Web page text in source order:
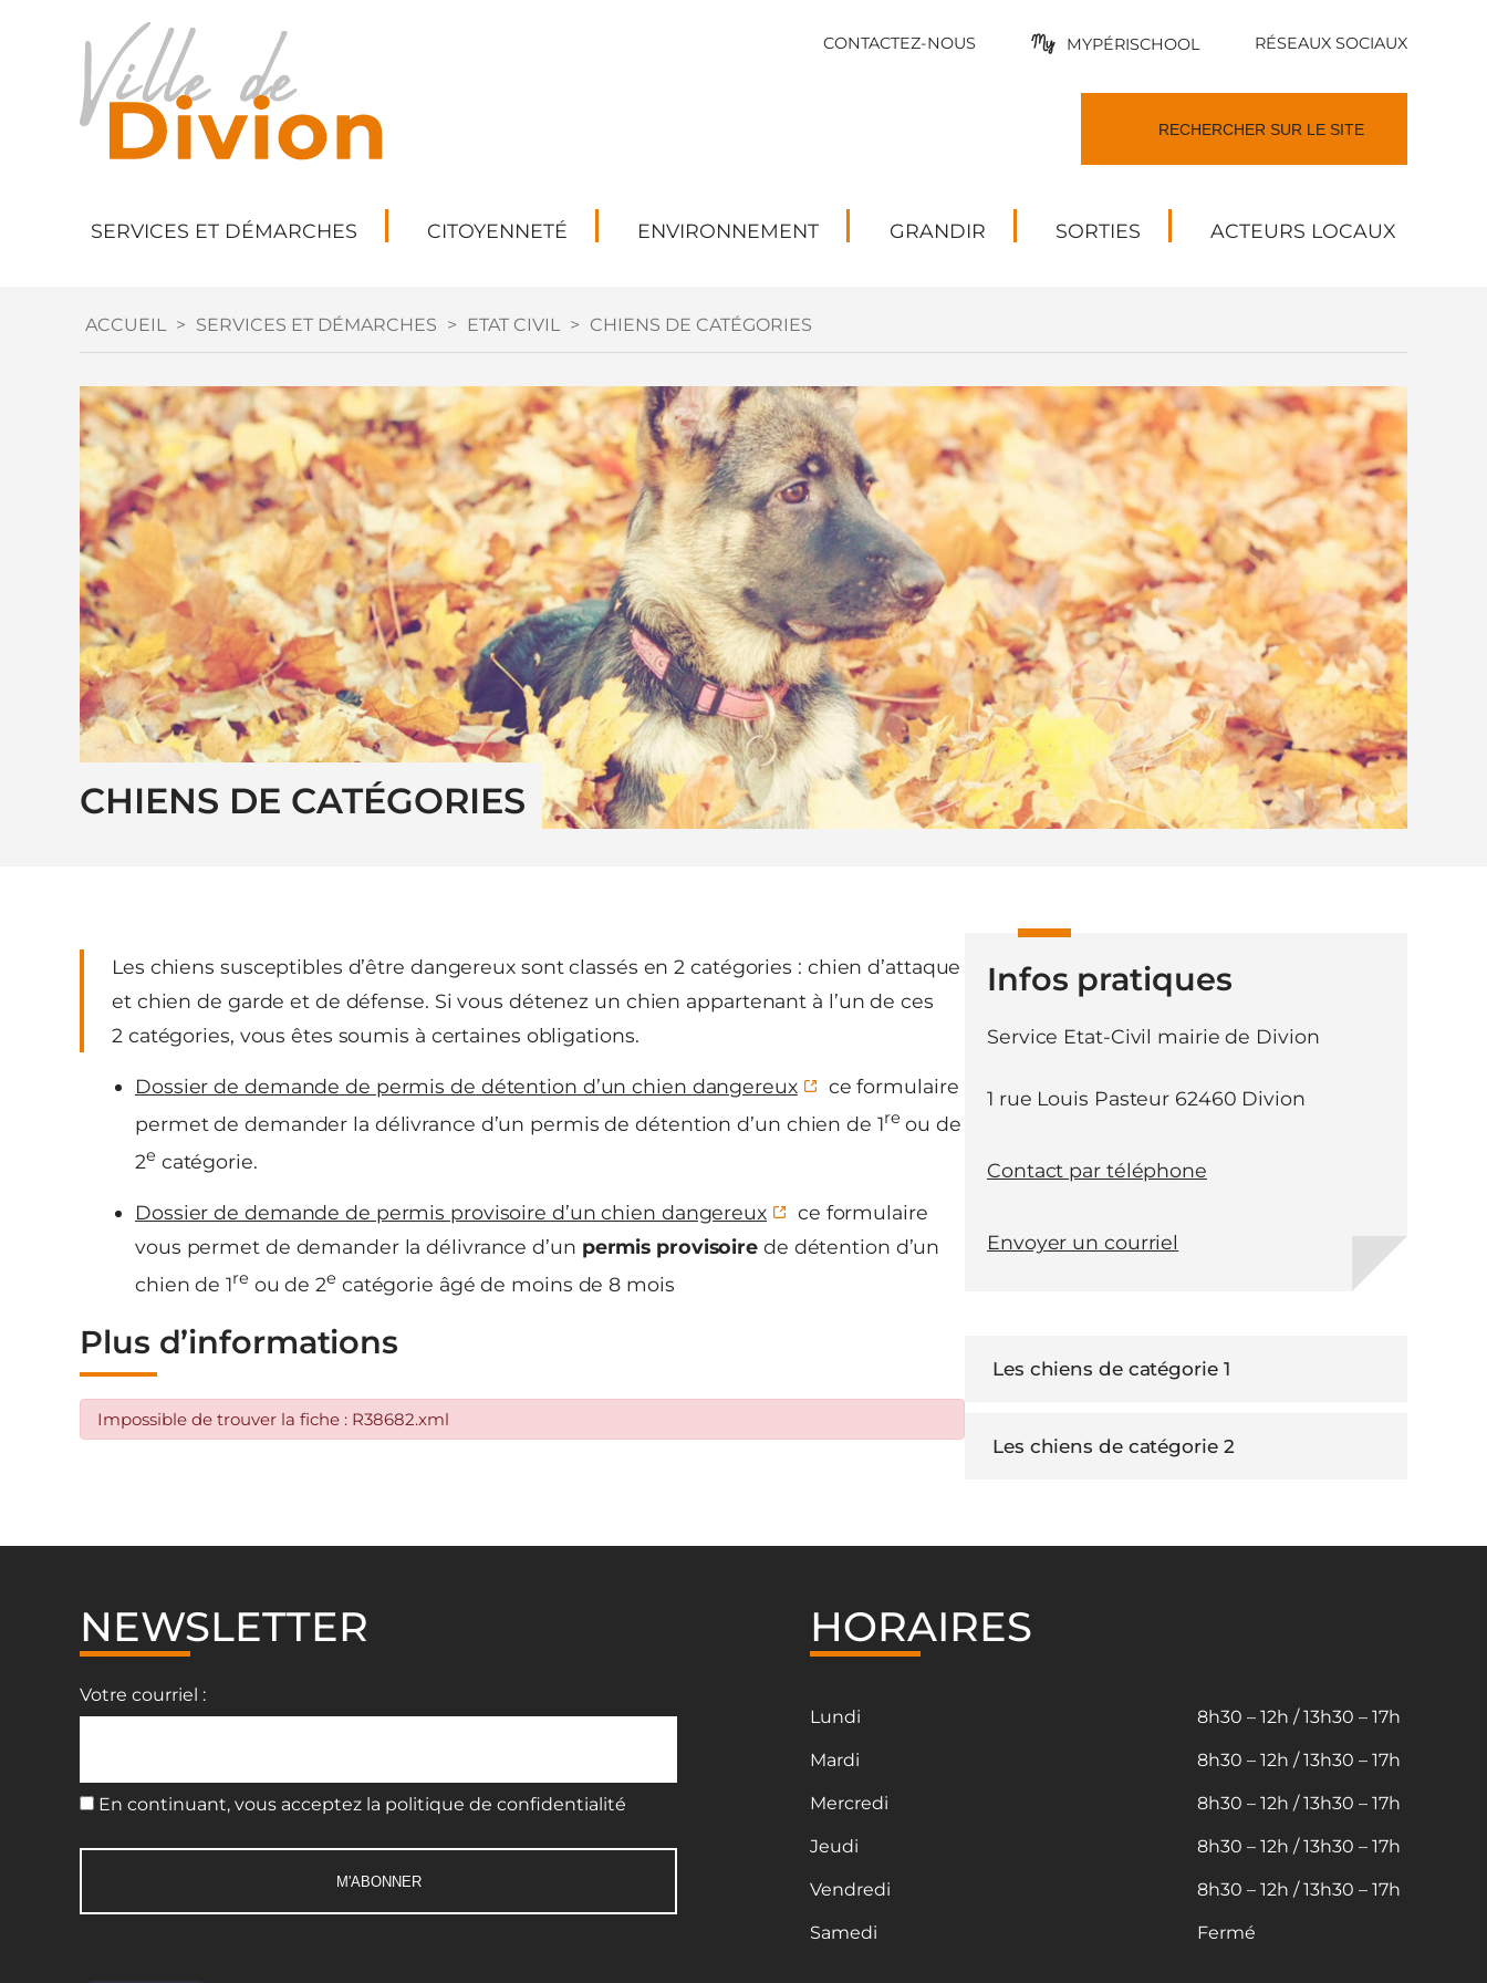
CONTACTEZ-NOUS MYPÉRISCHOOL RÉSEAUX SOCIAUX
SERVICES ET DÉMARCHES CITOYENNETÉ ENVIRONNEMENT GRANDIR SORTIES ACTEURS LOCAUX
ACCUEIL > SERVICES ET DÉMARCHES > ETAT CIVIL > CHIENS DE CATÉGORIES
CHIENS DE CATÉGORIES
Les chiens susceptibles d’être dangereux sont classés en 2 catégories : chien d’attaque
et chien de garde et de défense. Si vous détenez un chien appartenant à l’un de ces
2 catégories, vous êtes soumis à certaines obligations.
Dossier de demande de permis de détention d’un chien dangereux
ce formulaire
permet de demander la délivrance d’un permis de détention d’un chien de 1re ou de
2e catégorie.
Dossier de demande de permis provisoire d’un chien dangereux
ce formulaire
vous permet de demander la délivrance d’un permis provisoire de détention d’un
chien de 1re ou de 2e catégorie âgé de moins de 8 mois
Plus d’informations
Impossible de trouver la fiche : R38682.xml
Infos pratiques
Service Etat-Civil mairie de Divion
1 rue Louis Pasteur 62460 Divion
Contact par téléphone
Envoyer un courriel
Les chiens de catégorie 1
Les chiens de catégorie 2
NEWSLETTER
Votre courriel :
En continuant, vous acceptez la politique de confidentialité
HORAIRES
Lundi
Mardi
Mercredi
Jeudi
Vendredi
Samedi
8h30 – 12h / 13h30 – 17h
8h30 – 12h / 13h30 – 17h
8h30 – 12h / 13h30 – 17h
8h30 – 12h / 13h30 – 17h
8h30 – 12h / 13h30 – 17h
Fermé